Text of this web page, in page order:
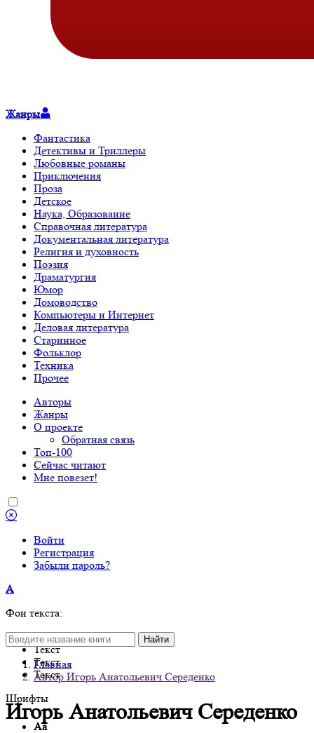
Жанры
Фантастика
Детективы и Триллеры
Любовные романы
Приключения
Проза
Детское
Наука, Образование
Справочная литература
Документальная литература
Религия и духовность
Поэзия
Драматургия
Юмор
Домоводство
Компьютеры и Интернет
Деловая литература
Старинное
Фольклор
Техника
Прочее
Авторы
Жанры
О проекте
Обратная связь
Топ-100
Сейчас читают
Мне повезет!
Войти
Регистрация
Забыли пароль?
A
Фон текста:
Текст
Текст
Текст
Текст
Шрифты
Аа
Найти
Главная
Автор Игорь Анатольевич Середенко
Игорь Анатольевич Середенко